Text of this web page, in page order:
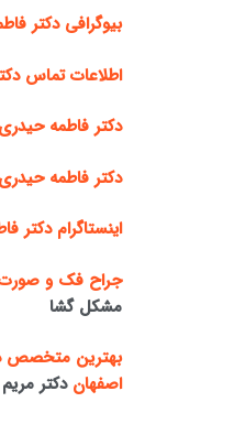
بیوگرافی دکتر
اطلاعات تماس
دکتر فاطمه
دکتر فاطمه
اینستاگرام دکتر
جراح فک و
مشکل گشا
بهترین متخصص
اصفهان دکتر